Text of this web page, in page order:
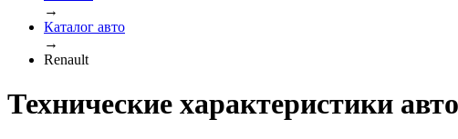
→
Каталог авто
→
Renault
Технические характеристики